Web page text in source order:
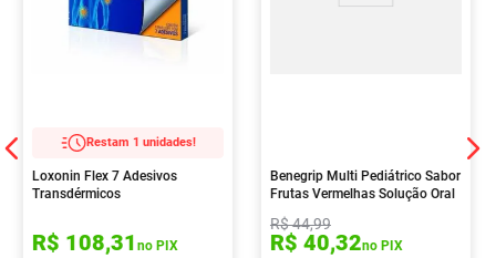
Restam 1 unidades!
Loxonin Flex 7 Adesivos
Transdérmicos
R$ 108,31 no PIX
Benegrip Multi Pediátrico Sabor
Frutas Vermelhas Solução Oral
R$44,99
R$ 40,32no PIX